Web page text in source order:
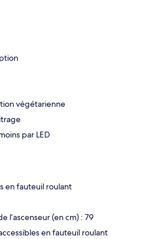
végétarienne
par LED
en fauteuil roulant
l’ascenseur (en cm) : 79
en fauteuil roulant